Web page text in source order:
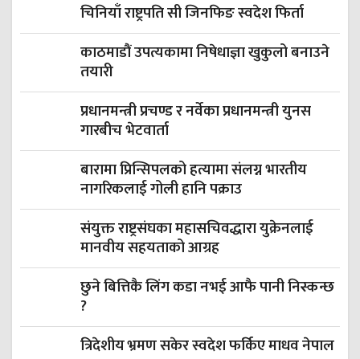
चिनियाँ राष्ट्रपति सी जिनफिङ स्वदेश फिर्ता
काठमाडौं उपत्यकामा निषेधाज्ञा खुकुलो बनाउने
तयारी
प्रधानमन्त्री प्रचण्ड र नर्वेका प्रधानमन्त्री युनस
गारबीच भेटवार्ता
बारामा प्रिन्सिपलको हत्यामा संलग्न भारतीय
नागरिकलाई गोली हानि पक्राउ
संयुक्त राष्ट्रसंघका महासचिवद्धारा युक्रेनलाई
मानवीय सहयताको आग्रह
छुने बित्तिकै लिंग कडा नभई आफै पानी निस्कन्छ
?
त्रिदेशीय भ्रमण सकेर स्वदेश फर्किए माधव नेपाल